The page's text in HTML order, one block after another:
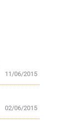
11/06/2015
02/06/2015